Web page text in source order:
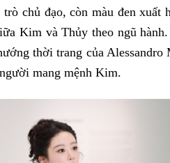
chủ đạo, còn màu đen xuất
Kim và Thủy theo ngũ
thời trang của Alessandro
mang mệnh Kim.